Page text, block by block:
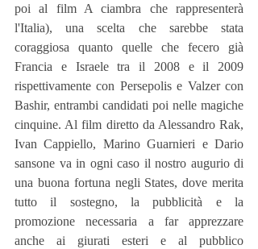
poi al film A ciambra che rappresenterà
l'Italia), una scelta che sarebbe stata
coraggiosa quanto quelle che fecero già
Francia e Israele tra il 2008 e il 2009
rispettivamente con Persepolis e Valzer con
Bashir, entrambi candidati poi nelle magiche
cinquine. Al film diretto da Alessandro Rak,
Ivan Cappiello, Marino Guarnieri e Dario
sansone va in ogni caso il nostro augurio di
una buona fortuna negli States, dove merita
tutto il sostegno, la pubblicità e la
promozione necessaria a far apprezzare
anche ai giurati esteri e al pubblico